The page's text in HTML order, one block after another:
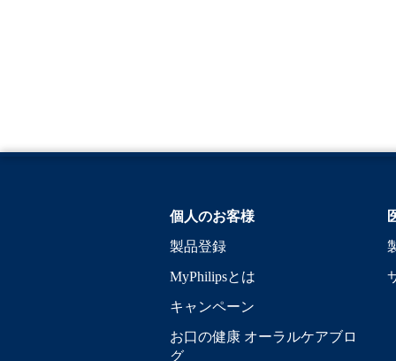
個人のお客様
製品登録
MyPhilipsとは
キャンペーン
お口の健康 オーラルケアブロ
グ